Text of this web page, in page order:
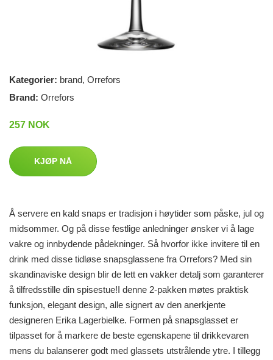
Kategorier: brand, Orrefors
Brand: Orrefors
257 NOK
KJØP NÅ
Å servere en kald snaps er tradisjon i høytider som påske, jul og
midsommer. Og på disse festlige anledninger ønsker vi å lage
vakre og innbydende pådekninger. Så hvorfor ikke invitere til en
drink med disse tidløse snapsglassene fra Orrefors? Med sin
skandinaviske design blir de lett en vakker detalj som garanterer
å tilfredsstille din spisestue!I denne 2-pakken møtes praktisk
funksjon, elegant design, alle signert av den anerkjente
designeren Erika Lagerbielke. Formen på snapsglasset er
tilpasset for å markere de beste egenskapene til drikkevaren
mens du balanserer godt med glassets utstrålende ytre. I tillegg